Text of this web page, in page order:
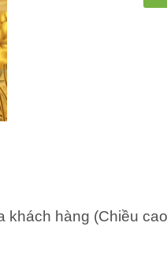
hàng (Chiều